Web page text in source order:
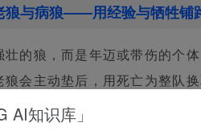
狼与病狼——用经验与牺牲铺
壮的狼，而是年迈或带伤的个
会主动垫后，用死亡为整队换
英前锋——把危险挡在门外
AI知识库」